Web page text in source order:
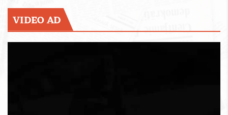
VIDEO AD